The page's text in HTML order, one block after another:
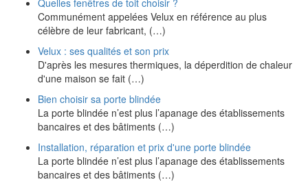
Quelles fenêtres de toit choisir ?
Communément appelées Velux en référence au plus
célèbre de leur fabricant, (…)
Velux : ses qualités et son prix
D'après les mesures thermiques, la déperdition de chaleur
d'une maison se fait (…)
Bien choisir sa porte blindée
La porte blindée n’est plus l’apanage des établissements
bancaires et des bâtiments (…)
Installation, réparation et prix d'une porte blindée
La porte blindée n’est plus l’apanage des établissements
bancaires et des bâtiments (…)